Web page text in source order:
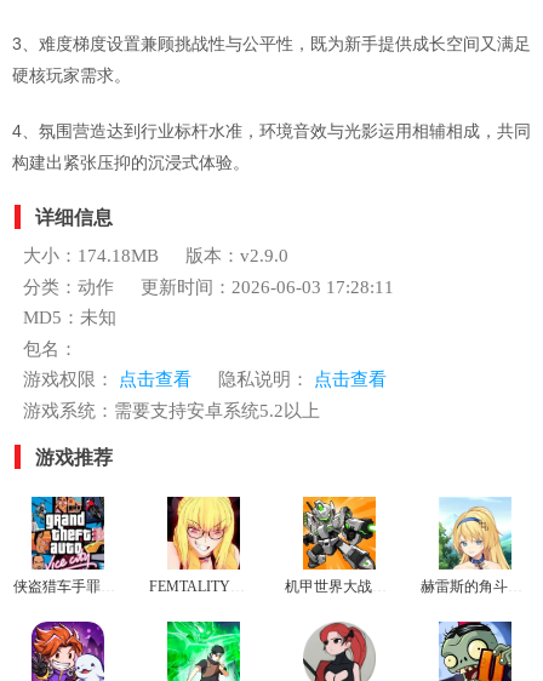
3、难度梯度设置兼顾挑战性与公平性，既为新手提供成长空间又满足
硬核玩家需求。
4、氛围营造达到行业标杆水准，环境音效与光影运用相辅相成，共同
构建出紧张压抑的沉浸式体验。
详细信息
大小：174.18MB
版本：v2.9.0
分类：动作
更新时间：2026-06-03 17:28:11
MD5：未知
包名：
游戏权限：
点击查看 隐私说明：
点击查看
游戏系统：需要支持安卓系统5.2以上
游戏推荐